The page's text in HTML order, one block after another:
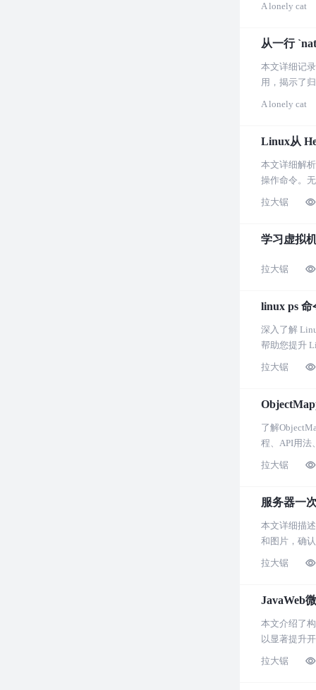
A lonely cat
从一行
本文详细记
用，揭示了
A lonely cat
Linux从
本文详细解
操作命令。
拉大锯
学习虚拟
拉大锯
linux ps
深入了解
帮助您提升
拉大锯
了解
程、API用法
拉大锯
服务器一
本文详细描
和图片，确
系统维护具
拉大锯
JavaWeb
本文介绍了
以显著提升
拉大锯